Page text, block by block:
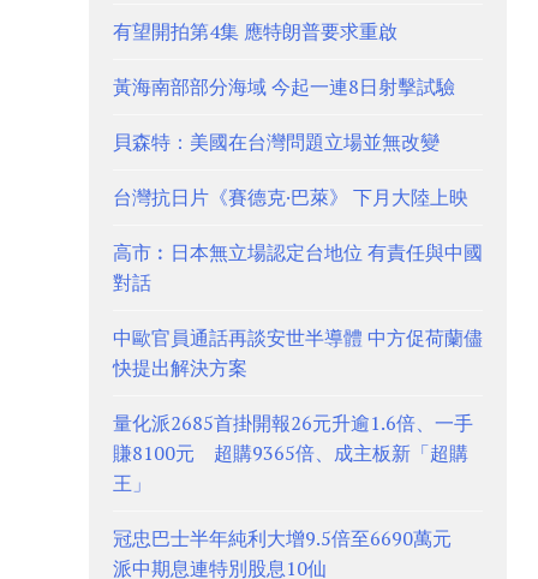
有望開拍第4集 應特朗普要求重啟
黃海南部部分海域 今起一連8日射擊試驗
貝森特：美國在台灣問題立場並無改變
台灣抗日片《賽德克·巴萊》 下月大陸上映
高市︰日本無立場認定台地位 有責任與中國
對話
中歐官員通話再談安世半導體 中方促荷蘭儘
快提出解決方案
量化派2685首掛開報26元升逾1.6倍、一手
賺8100元 超購9365倍、成主板新「超購
王」
冠忠巴士半年純利大增9.5倍至6690萬元
派中期息連特別股息10仙